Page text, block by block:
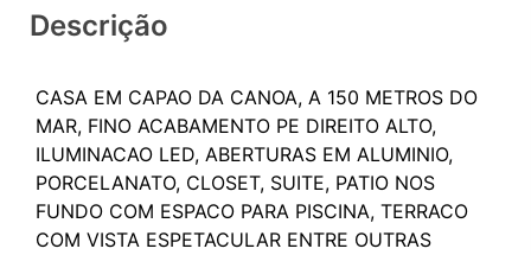
Descrição
CASA EM CAPAO DA CANOA, A 150 METROS DO
MAR, FINO ACABAMENTO PE DIREITO ALTO,
ILUMINACAO LED, ABERTURAS EM ALUMINIO,
PORCELANATO, CLOSET, SUITE, PATIO NOS
FUNDO COM ESPACO PARA PISCINA, TERRACO
COM VISTA ESPETACULAR ENTRE OUTRAS